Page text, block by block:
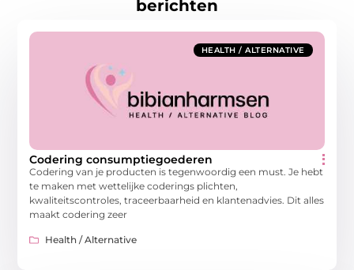
berichten
HEALTH / ALTERNATIVE
Codering consumptiegoederen
Codering van je producten is tegenwoordig een must. Je hebt
te maken met wettelijke coderings plichten,
kwaliteitscontroles, traceerbaarheid en klantenadvies. Dit alles
maakt codering zeer
Health / Alternative